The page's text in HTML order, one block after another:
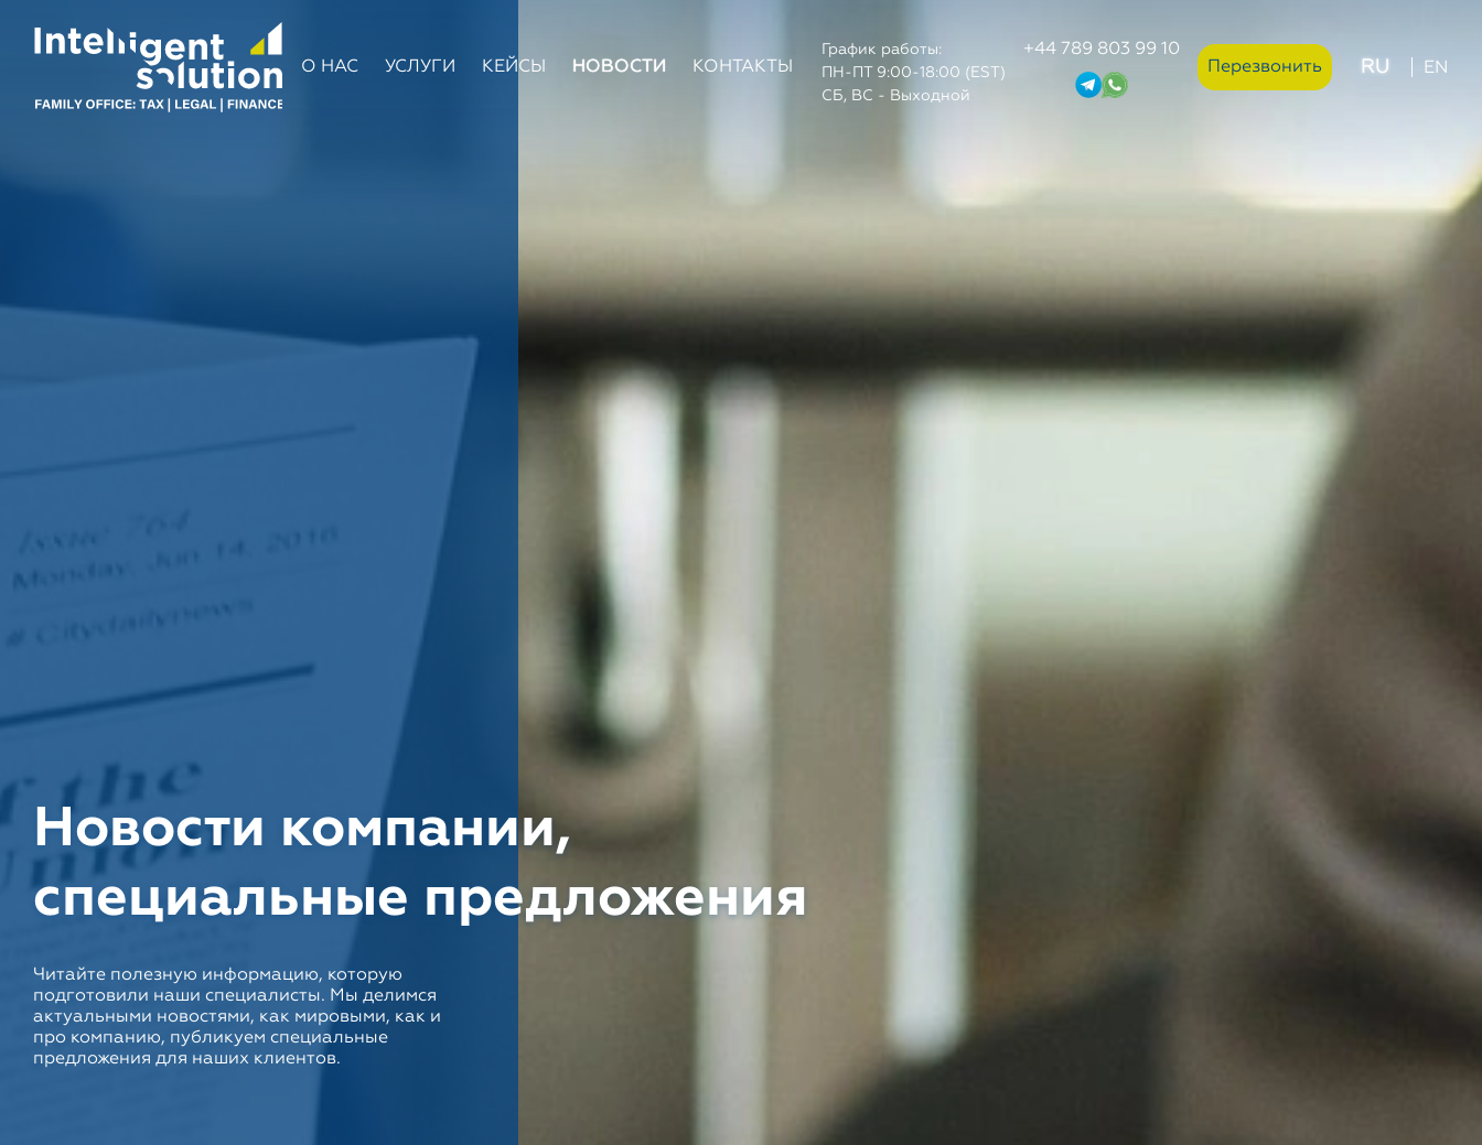
О НАС УСЛУГИ КЕЙСЫ НОВОСТИ КОНТАКТЫ
График работы:
ПН-ПТ 9:00-18:00 (EST)
СБ, ВС - Выходной
+44 789 803 99 10
Перезвонить
RU EN
Новости компании,
специальные предложения
Читайте полезную информацию, которую
подготовили наши специалисты. Мы делимся
актуальными новостями, как мировыми, как и
про компанию, публикуем специальные
предложения для наших клиентов.